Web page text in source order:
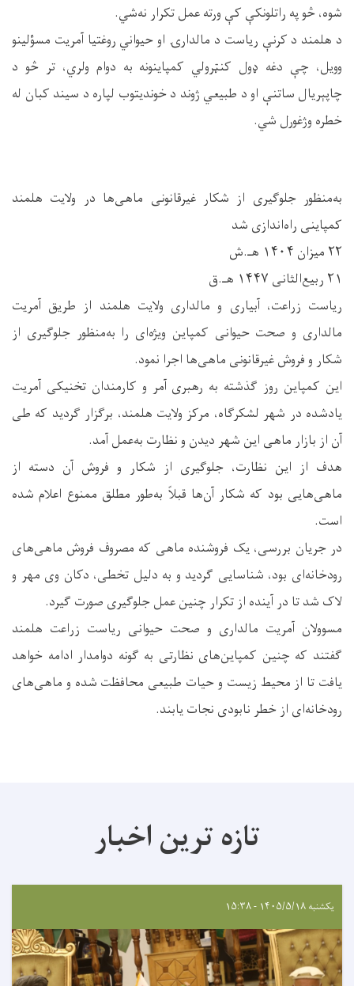
شوه، څو په راتلونکې کې ورته عمل تکرار نه‌شي.
د هلمند د کرنې ریاست د مالدارۍ او حیواني روغتیا آمریت مسؤلینو
وویل، چې دغه ډول کنټرولي کمپاینونه به دوام ولري، تر څو د
چاپېریال ساتنې او د طبیعي ژوند د خوندیتوب لپاره د سیند کبان له
خطره وژغورل شي.
به‌منظور جلوگیری از شکار غیرقانونی ماهی‌ها در ولایت هلمند
کمپاینی راه‌اندازی شد
۲۲ میزان ۱۴۰۴ هـ.ش
۲۱ ربیع‌الثانی ۱۴۴۷ هـ.ق
ریاست زراعت، آبیاری و مالداری ولایت هلمند از طریق آمریت
مالداری و صحت حیوانی کمپاین ویژه‌ای را به‌منظور جلوگیری از
شکار و فروش غیرقانونی ماهی‌ها اجرا نمود.
این کمپاین روز گذشته به رهبری آمر و کارمندان تخنیکی آمریت
یادشده در شهر لشکرگاه، مرکز ولایت هلمند، برگزار گردید که طی
آن از بازار ماهی این شهر دیدن و نظارت به‌عمل آمد.
هدف از این نظارت، جلوگیری از شکار و فروش آن دسته از
ماهی‌هایی بود که شکار آن‌ها قبلاً به‌طور مطلق ممنوع اعلام شده
است.
در جریان بررسی، یک فروشنده ماهی که مصروف فروش ماهی‌های
رودخانه‌ای بود، شناسایی گردید و به دلیل تخطی، دکان وی مهر و
لاک شد تا در آینده از تکرار چنین عمل جلوگیری صورت گیرد.
مسوولان آمریت مالداری و صحت حیوانی ریاست زراعت هلمند
گفتند که چنین کمپاین‌های نظارتی به گونه دوامدار ادامه خواهد
یافت تا از محیط زیست و حیات طبیعی محافظت شده و ماهی‌های
رودخانه‌ای از خطر نابودی نجات یابند.
تازه ترین اخبار
یکشنبه ۱۴۰۵/۵/۱۸ - ۱۵:۳۸